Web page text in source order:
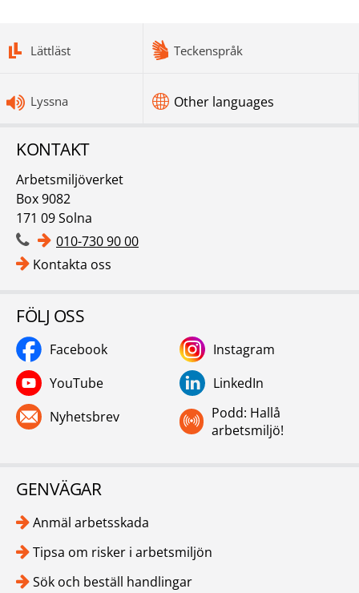
Lättläst Teckenspråk
Lyssna Other languages
KONTAKT
Arbetsmiljöverket
Box 9082
171 09 Solna
010-730 90 00
Kontakta oss
FÖLJ OSS
Facebook
Instagram
YouTube
LinkedIn
Nyhetsbrev
Podd: Hallå
arbetsmiljö!
GENVÄGAR
Anmäl arbetsskada
Tipsa om risker i arbetsmiljön
Sök och beställ handlingar